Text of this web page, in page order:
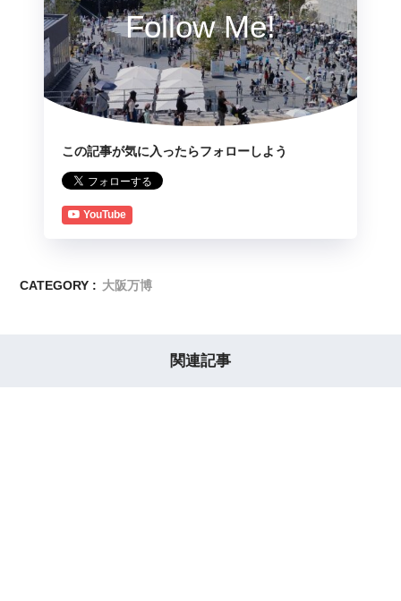
Follow Me!
この記事が気に入ったらフォローしよう
YouTube
CATEGORY : 大阪万博
関連記事